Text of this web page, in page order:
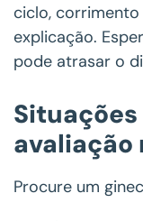
ciclo,
explicação.
pode atrasar o
avaliação
Procure um